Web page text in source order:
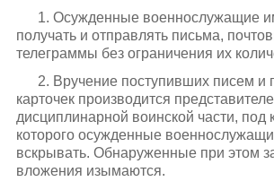
1. Осужденные военнослужащие
получать и отправлять письма,
телеграммы без ограничения их
2. Вручение поступивших писем и
карточек производится
дисциплинарной воинской части, под
которого осужденные
вскрывать. Обнаруженные при этом
вложения изымаются.